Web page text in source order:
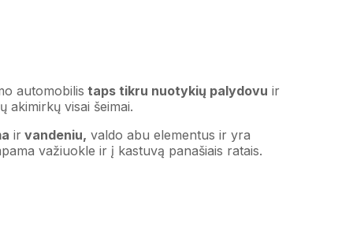
automobilis taps tikru nuotykių palydovu ir
akimirkų visai šeimai.
ir vandeniu, valdo abu elementus ir yra
važiuokle ir į kastuvą panašiais ratais.